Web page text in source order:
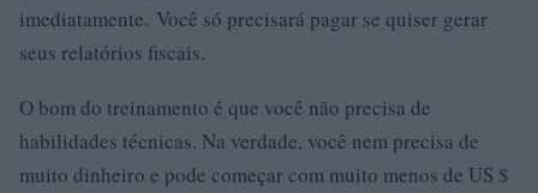
imediatamente. Você só precisará pagar se quiser gerar
seus relatórios fiscais.
O bom do treinamento é que você não precisa de
habilidades técnicas. Na verdade, você nem precisa de
muito dinheiro e pode começar com muito menos de US $